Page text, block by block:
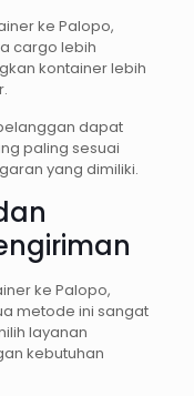
ke Palopo,
cargo lebih
kontainer lebih
dapat
paling sesuai
yang dimiliki.
ke Palopo,
metode ini sangat
layanan
kebutuhan